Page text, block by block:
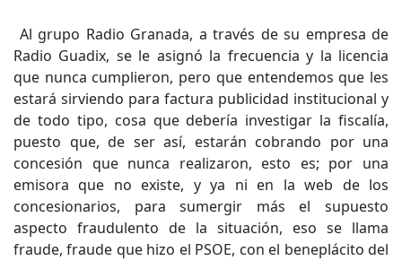
Al grupo Radio Granada, a través de su empresa de
Radio Guadix, se le asignó la frecuencia y la licencia
que nunca cumplieron, pero que entendemos que les
estará sirviendo para factura publicidad institucional y
de todo tipo, cosa que debería investigar la fiscalía,
puesto que, de ser así, estarán cobrando por una
concesión que nunca realizaron, esto es; por una
emisora que no existe, y ya ni en la web de los
concesionarios, para sumergir más el supuesto
aspecto fraudulento de la situación, eso se llama
fraude, fraude que hizo el PSOE, con el beneplácito del